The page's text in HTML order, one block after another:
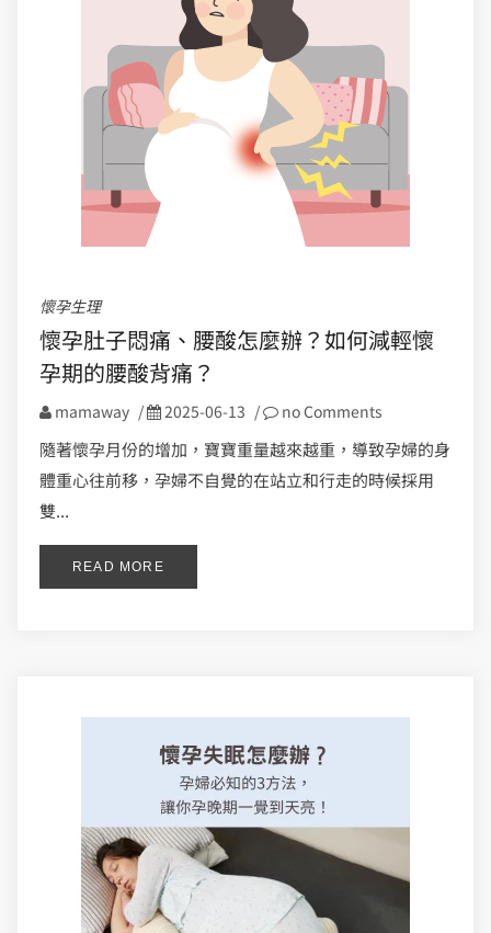
懷孕生理
懷孕肚子悶痛、腰酸怎麼辦？如何減輕懷
孕期的腰酸背痛？
mamaway / 2025-06-13 / no Comments
隨著懷孕月份的增加，寶寶重量越來越重，導致孕婦的身
體重心往前移，孕婦不自覺的在站立和行走的時候採用
雙...
READ MORE